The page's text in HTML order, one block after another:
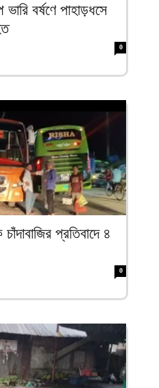
ভারি বর্ষণে পাহাড়ধসে
0
প্রতিবাদে ৪
0